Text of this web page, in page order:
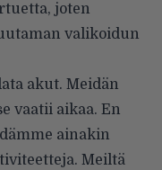
joten
valikoidun
akut. Meidän
vaatii aikaa. En
ainakin
Meiltä